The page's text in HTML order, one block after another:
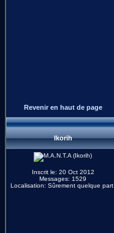
Revenir en haut de page
Ikorih
Inscrit le: 20 Oct 2012
Messages: 1529
Localisation: Sûrement quelque part.